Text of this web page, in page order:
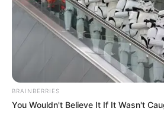
BRAINBERRIES
You Wouldn't Believe It If It Wasn't